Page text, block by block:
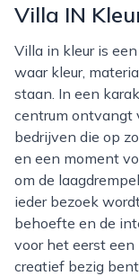
Villa IN
Villa in kleur is een sfeervol creatief atelier in apeldoorn
waar kleur,
staan. In een
centrum ontvangt
bedrijven die op
en een moment
om de
ieder bezoek
behoefte en de
voor het eerst
creatief bezig